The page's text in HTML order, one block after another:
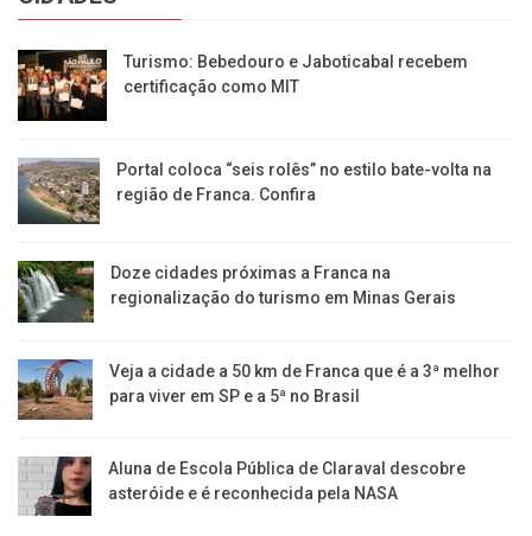
Turismo: Bebedouro e Jaboticabal recebem
certificação como MIT
Portal coloca “seis rolês” no estilo bate-volta na
região de Franca. Confira
​Doze cidades próximas a Franca na
regionalização do turismo em Minas Gerais
Veja a cidade a 50 km de Franca que é a 3ª melhor
para viver em SP e a 5ª no Brasil
Aluna de Escola Pública de Claraval descobre
asteróide e é reconhecida pela NASA